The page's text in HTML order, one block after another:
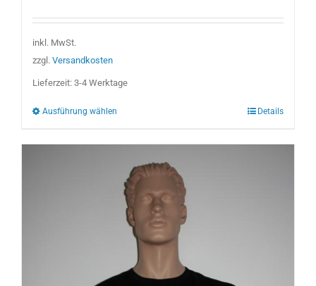
Die
inkl. MwSt.
zzgl. Versandkosten
Lieferzeit: 3-4 Werktage
Ausführung wählen Details